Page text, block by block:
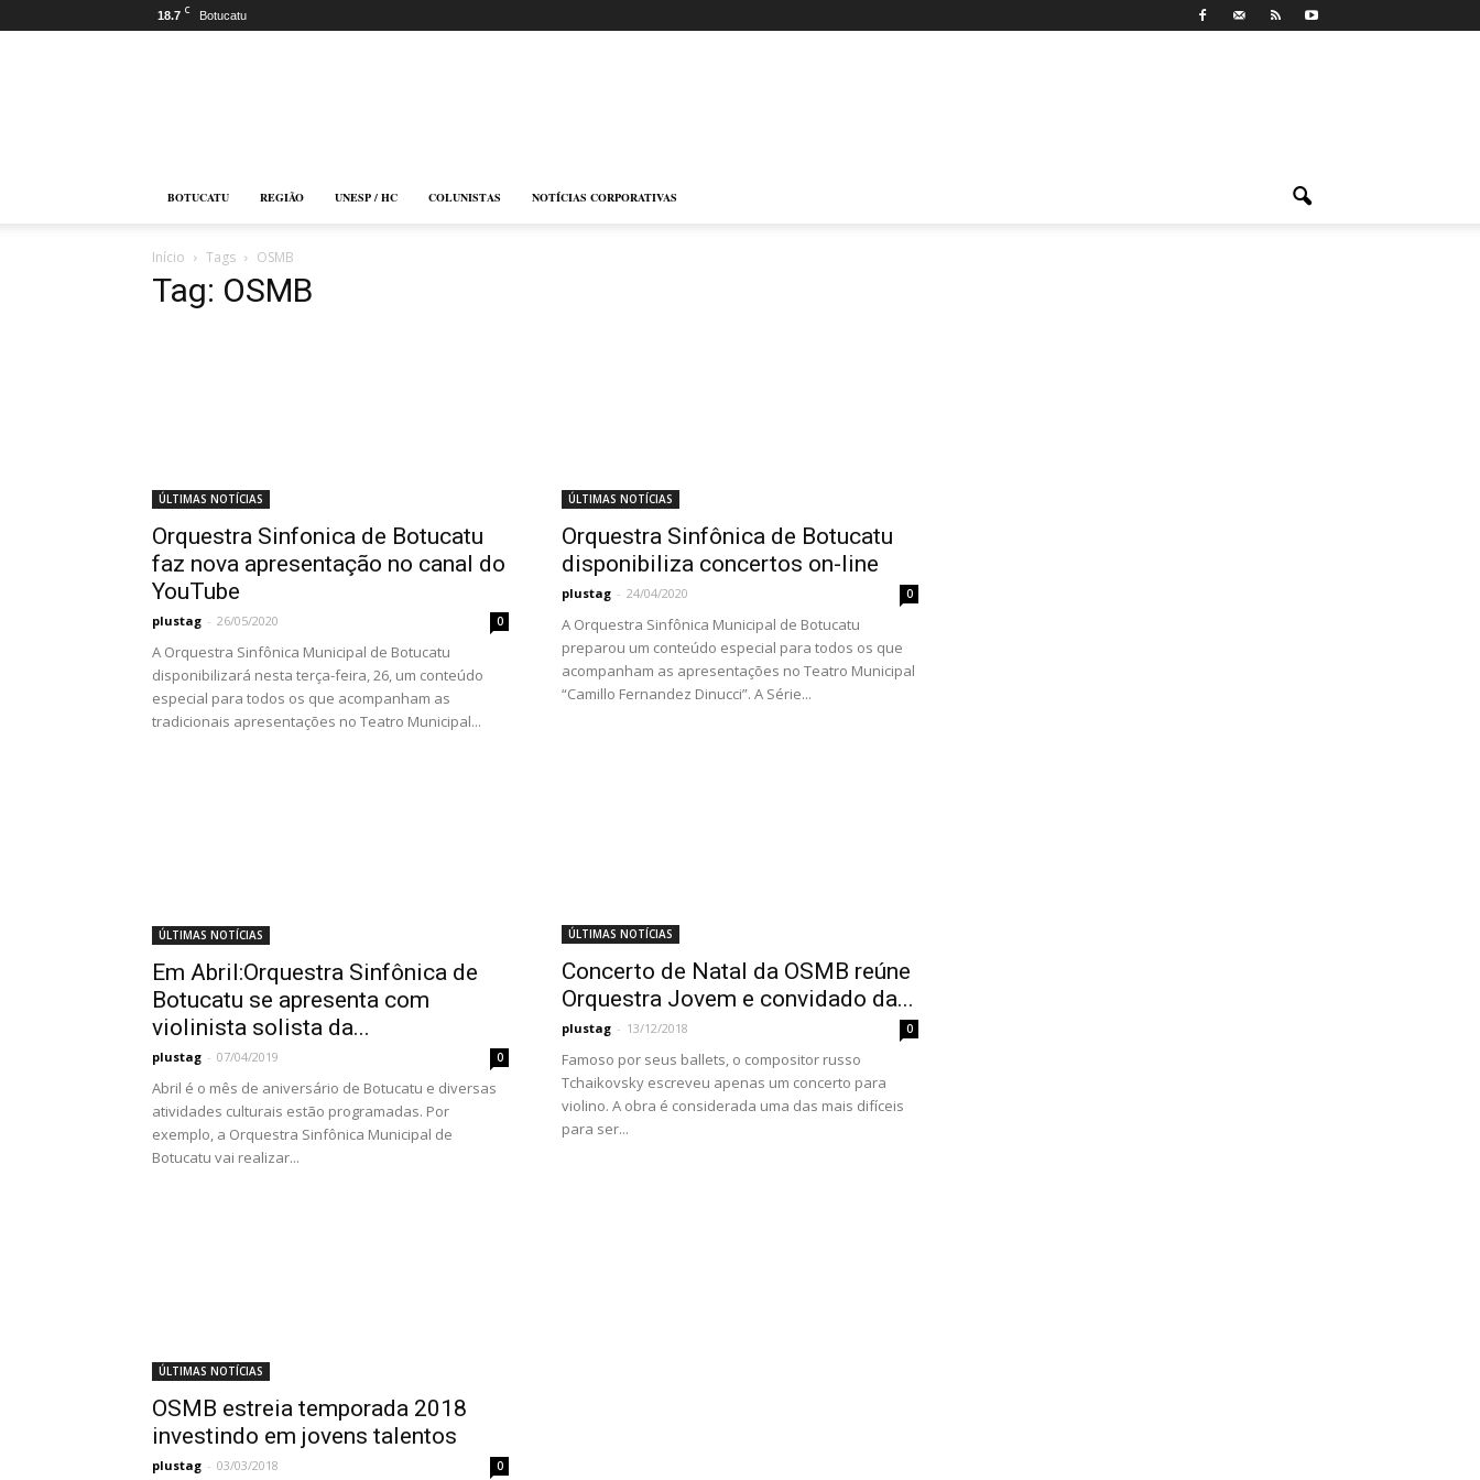
18.7 C Botucatu
BOTUCATU REGIÃO UNESP / HC COLUNISTAS NOTÍCIAS CORPORATIVAS
Início Tags OSMB
Tag: OSMB
ÚLTIMAS NOTÍCIAS
Orquestra Sinfonica de Botucatu
faz nova apresentação no canal do
YouTube
plustag - 26/05/2020 0
A Orquestra Sinfônica Municipal de Botucatu
disponibilizará nesta terça-feira, 26, um conteúdo
especial para todos os que acompanham as
tradicionais apresentações no Teatro Municipal...
ÚLTIMAS NOTÍCIAS
Orquestra Sinfônica de Botucatu
disponibiliza concertos on-line
plustag - 24/04/2020 0
A Orquestra Sinfônica Municipal de Botucatu
preparou um conteúdo especial para todos os que
acompanham as apresentações no Teatro Municipal
“Camillo Fernandez Dinucci”. A Série...
ÚLTIMAS NOTÍCIAS
Em Abril:Orquestra Sinfônica de
Botucatu se apresenta com
violinista solista da...
plustag - 07/04/2019 0
Abril é o mês de aniversário de Botucatu e diversas
atividades culturais estão programadas. Por
exemplo, a Orquestra Sinfônica Municipal de
Botucatu vai realizar...
ÚLTIMAS NOTÍCIAS
Concerto de Natal da OSMB reúne
Orquestra Jovem e convidado da...
plustag - 13/12/2018 0
Famoso por seus ballets, o compositor russo
Tchaikovsky escreveu apenas um concerto para
violino. A obra é considerada uma das mais difíceis
para ser...
ÚLTIMAS NOTÍCIAS
OSMB estreia temporada 2018
investindo em jovens talentos
plustag - 03/03/2018 0